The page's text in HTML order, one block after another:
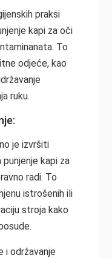
praksi
kapi za oči
To
odjeće, kao
ruku.
je izvršiti
kapi za
radi. To
istrošenih ili
stroja kako
i održavanje